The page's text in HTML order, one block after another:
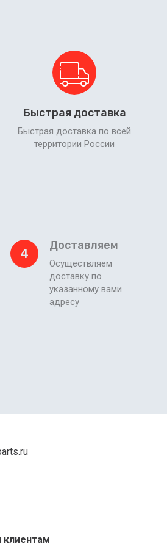
Быстрая доставка
Быстрая доставка по всей
территории России
4
Доставляем
Осуществляем
доставку по
указанному вами
адресу